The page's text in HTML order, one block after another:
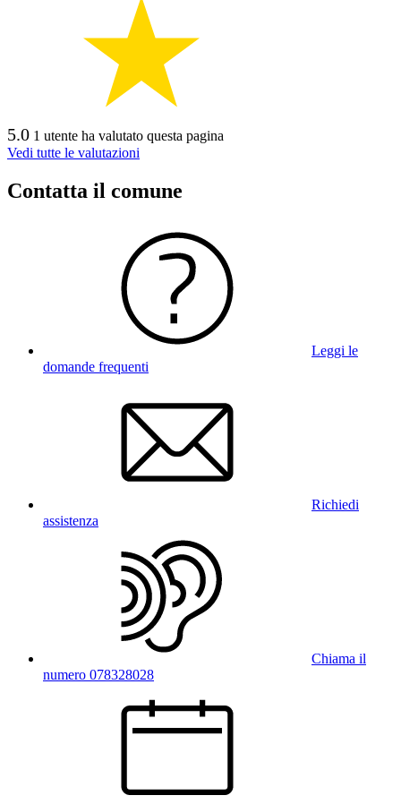
5.0 1 utente ha valutato questa pagina
Vedi tutte le valutazioni
Contatta il comune
Leggi le
domande frequenti
Richiedi
assistenza
Chiama il
numero 078328028